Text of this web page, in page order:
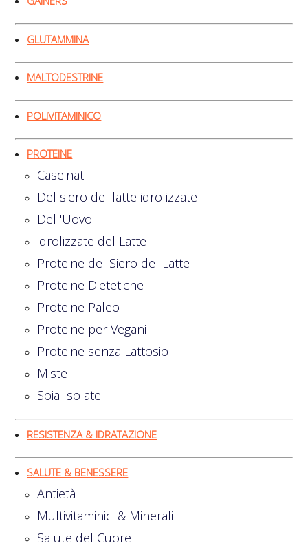
GLUTAMMINA
MALTODESTRINE
POLIVITAMINICO
PROTEINE
Caseinati
Del siero del latte idrolizzate
Dell'Uovo
Idrolizzate del Latte
Proteine del Siero del Latte
Proteine Dietetiche
Proteine Paleo
Proteine per Vegani
Proteine senza Lattosio
Miste
Soia Isolate
RESISTENZA & IDRATAZIONE
SALUTE & BENESSERE
Antietà
Multivitaminici & Minerali
Salute del Cuore